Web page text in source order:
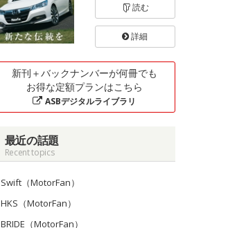
読む
詳細
新刊＋バックナンバーが何冊でも
お得な定額プランはこちら
ASBデジタルライブラリ
最近の話題
Recent topics
Swift（MotorFan）
HKS（MotorFan）
BRIDE（MotorFan）